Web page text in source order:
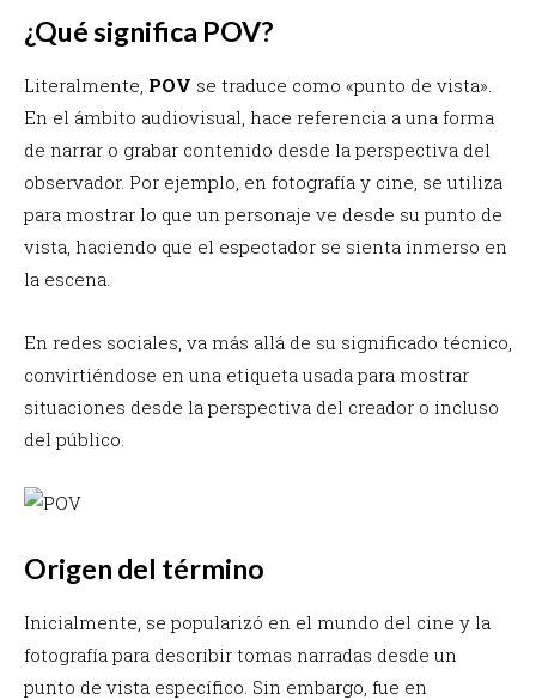
¿Qué significa POV?
Literalmente, POV se traduce como «punto de vista».
En el ámbito audiovisual, hace referencia a una forma
de narrar o grabar contenido desde la perspectiva del
observador. Por ejemplo, en fotografía y cine, se utiliza
para mostrar lo que un personaje ve desde su punto de
vista, haciendo que el espectador se sienta inmerso en
la escena.
En redes sociales, va más allá de su significado técnico,
convirtiéndose en una etiqueta usada para mostrar
situaciones desde la perspectiva del creador o incluso
del público.
Origen del término
Inicialmente, se popularizó en el mundo del cine y la
fotografía para describir tomas narradas desde un
punto de vista específico. Sin embargo, fue en